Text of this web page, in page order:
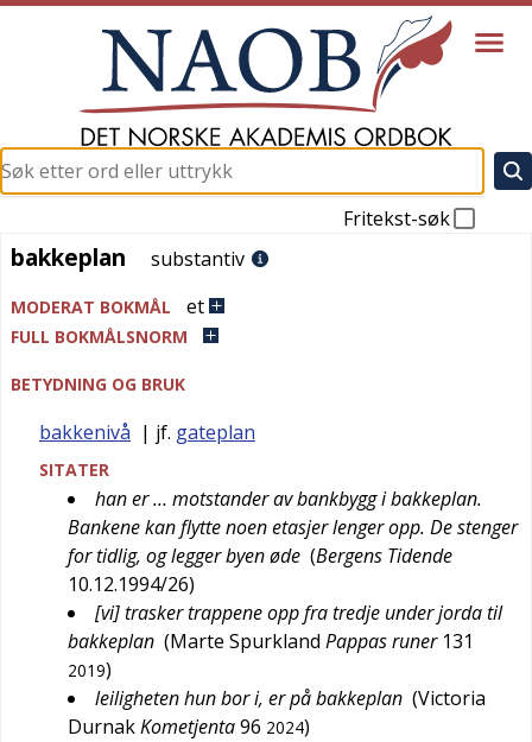
Fritekst-søk
bakkeplan
bakkeplan substantiv
MODERAT BOKMÅL et
FULL BOKMÅLSNORM
BETYDNING OG BRUK
bakkenivå | jf. gateplan
SITATER
han er … motstander av bankbygg i bakkeplan.
Bankene kan flytte noen etasjer lenger opp. De stenger
for tidlig, og legger byen øde (Bergens Tidende
10.12.1994/26)
[vi] trasker trappene opp fra tredje under jorda til
bakkeplan (Marte Spurkland Pappas runer 131
2019)
leiligheten hun bor i, er på bakkeplan (Victoria
DurnakKometjenta96 2024)